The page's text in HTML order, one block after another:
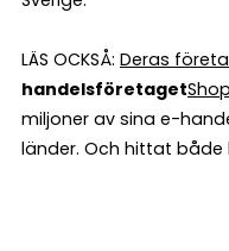
LÄS OCKSÅ: Deras
handelsföretaget
miljoner av sina e-
länder. Och hittat både